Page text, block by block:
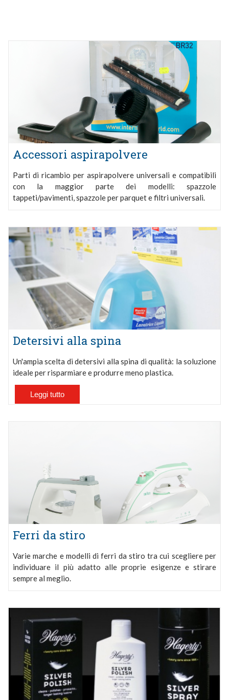
Accessori aspirapolvere
Parti di ricambio per aspirapolvere universali e compatibili
con la maggior parte dei modelli: spazzole
tappeti/pavimenti, spazzole per parquet e filtri universali.
Detersivi alla spina
Un'ampia scelta di detersivi alla spina di qualità: la soluzione
ideale per risparmiare e produrre meno plastica.
Leggi tutto
Ferri da stiro
Varie marche e modelli di ferri da stiro tra cui scegliere per
individuare il più adatto alle proprie esigenze e stirare
sempre al meglio.